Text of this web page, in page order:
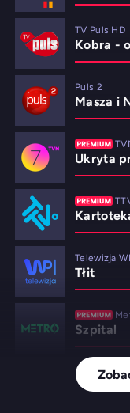
TV Puls HD
Kobra -
Puls 2
Masza i
Ukryta
Telewizja
Tłit
Szpital